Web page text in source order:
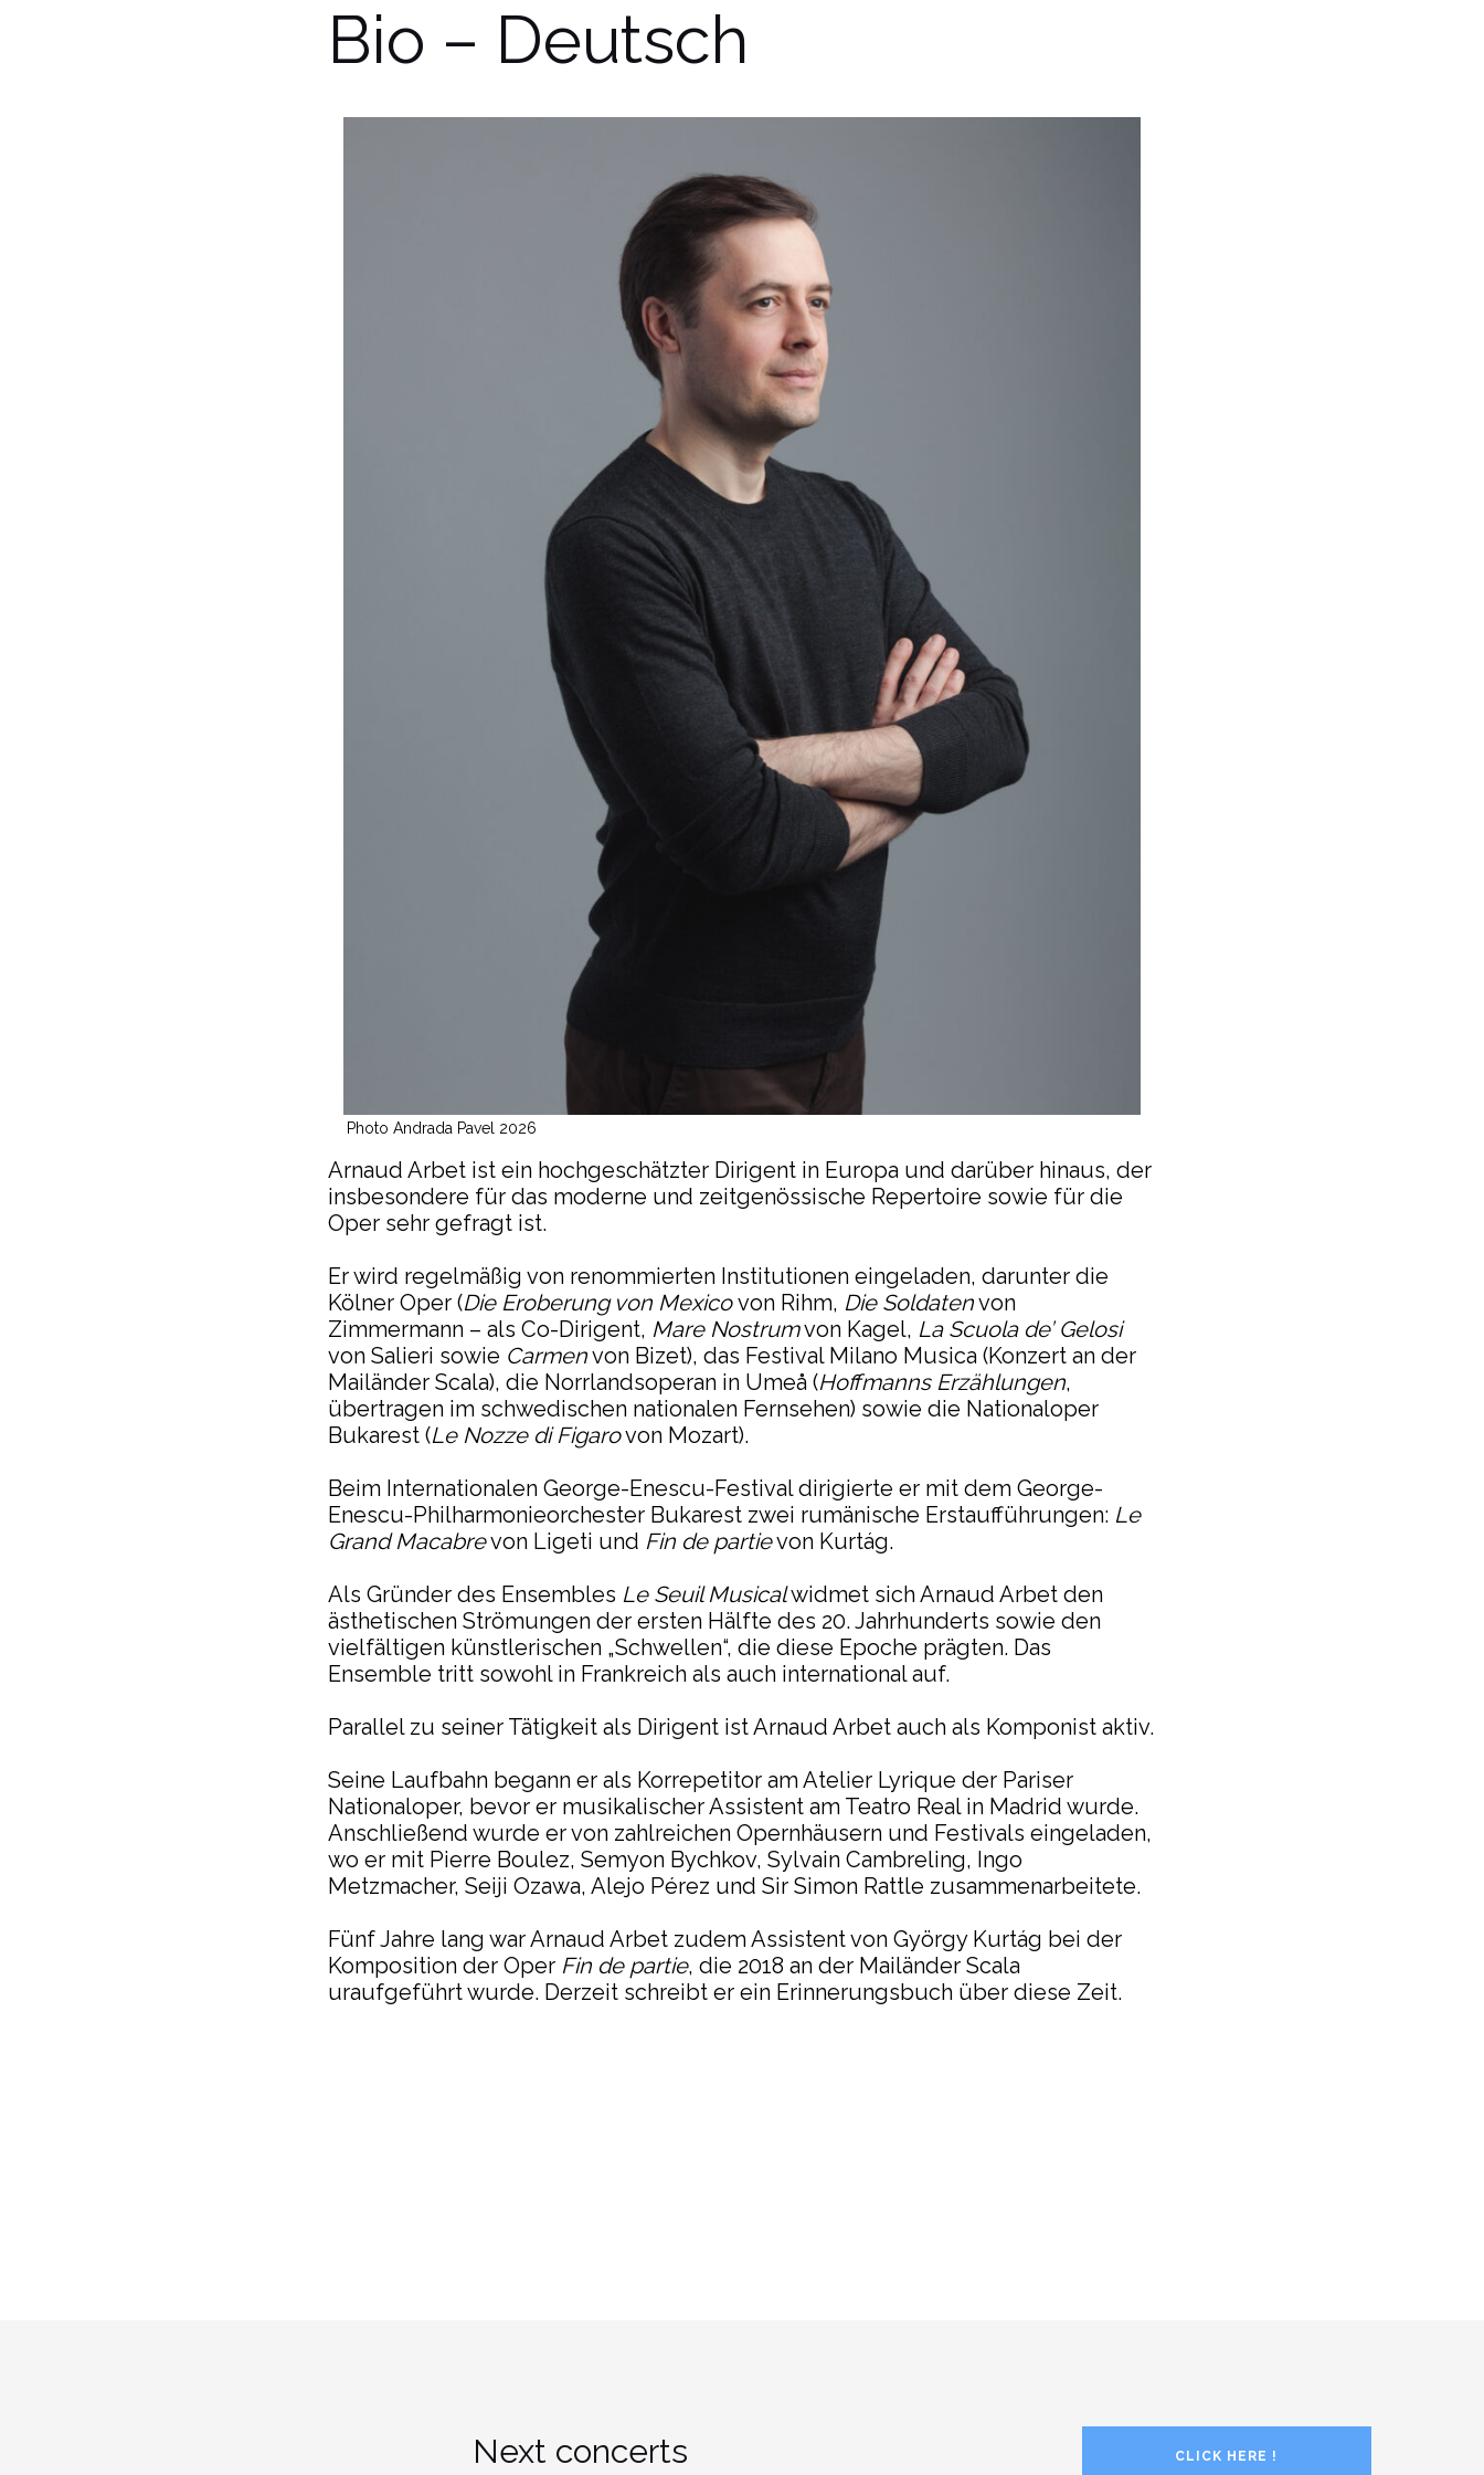
Bio – Deutsch
Photo Andrada Pavel 2026
Arnaud Arbet ist ein hochgeschätzter Dirigent in Europa und darüber hinaus, der
insbesondere für das moderne und zeitgenössische Repertoire sowie für die
Oper sehr gefragt ist.
Er wird regelmäßig von renommierten Institutionen eingeladen, darunter die
Kölner Oper (Die Eroberung von Mexicovon Rihm, Die Soldatenvon
Zimmermann – als Co-Dirigent, Mare Nostrumvon Kagel, La Scuola de’ Gelosi
von Salieri sowie Carmenvon Bizet), das Festival Milano Musica (Konzert an der
Mailänder Scala), die Norrlandsoperan in Umeå (Hoffmanns Erzählungen,
übertragen im schwedischen nationalen Fernsehen) sowie die Nationaloper
Bukarest (Le Nozze di Figarovon Mozart).
Beim Internationalen George-Enescu-Festival dirigierte er mit dem George-
Enescu-Philharmonieorchester Bukarest zwei rumänische Erstaufführungen: Le
Grand Macabrevon Ligeti und Fin de partievon Kurtág.
Als Gründer des Ensembles Le Seuil Musicalwidmet sich Arnaud Arbet den
ästhetischen Strömungen der ersten Hälfte des 20. Jahrhunderts sowie den
vielfältigen künstlerischen „Schwellen“, die diese Epoche prägten. Das
Ensemble tritt sowohl in Frankreich als auch international auf.
Parallel zu seiner Tätigkeit als Dirigent ist Arnaud Arbet auch als Komponist aktiv.
Seine Laufbahn begann er als Korrepetitor am Atelier Lyrique der Pariser
Nationaloper, bevor er musikalischer Assistent am Teatro Real in Madrid wurde.
Anschließend wurde er von zahlreichen Opernhäusern und Festivals eingeladen,
wo er mit Pierre Boulez, Semyon Bychkov, Sylvain Cambreling, Ingo
Metzmacher, Seiji Ozawa, Alejo Pérez und Sir Simon Rattle zusammenarbeitete.
Fünf Jahre lang war Arnaud Arbet zudem Assistent von György Kurtág bei der
Komposition der Oper Fin de partie, die 2018 an der Mailänder Scala
uraufgeführt wurde. Derzeit schreibt er ein Erinnerungsbuch über diese Zeit.
Next concerts CLICK HERE !